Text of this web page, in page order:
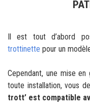
Il est tout d’abord
trottinette pour un
Cependant, une mise
toute installation, vous
trott’ est compatible